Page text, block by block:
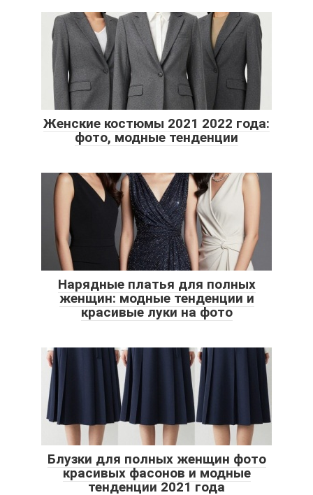
Женские костюмы 2021 2022 года:
фото, модные тенденции
Нарядные платья для полных
женщин: модные тенденции и
красивые луки на фото
Блузки для полных женщин фото
красивых фасонов и модные
тенденции 2021 года